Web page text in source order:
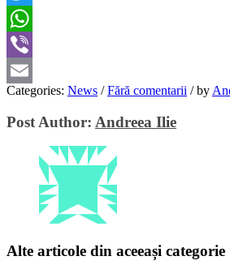
Twitter
WhatsApp
Viber
Email
Categories: News / Fără comentarii /by
Post Author: Andreea Ilie
Alte articole din aceeași categorie